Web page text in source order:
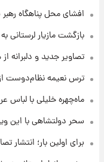
۹ ساعت پیش
۱۷
۲۳
افشای محل پناهگاه‌
بازگشت مازیار لرستانی
تصاویر جدید و دلبرانه
ترس نعیمه نظام‌دوست
ماه‌چهره خلیلی با لباس
سحر دولتشاهی با این
برای اولین بار؛ انتشار